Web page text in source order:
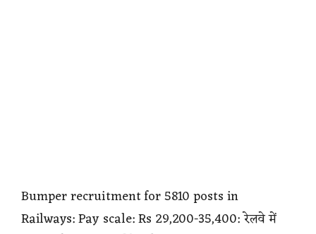
Bumper recruitment for 5810 posts in
Railways: Pay scale: Rs 29,200-35,400: रेलवे में